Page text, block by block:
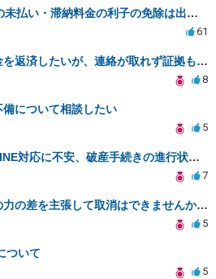
16年前の携帯料金の未払い・滞納料金の利子の免除は出来ますか？
61
友人から借りたお金を返済したいが、連絡が取れず証拠もない場合、どのように対処すればよいか？
8
について相談したい
5
弁護士事務所とのLINE対応に不安、破産手続きの進行状況は？
7
この場合、業者との力の差を主張して取消はできませんか？そうなら、強迫でしか戦えないのでしょうか？
5
ついて
5